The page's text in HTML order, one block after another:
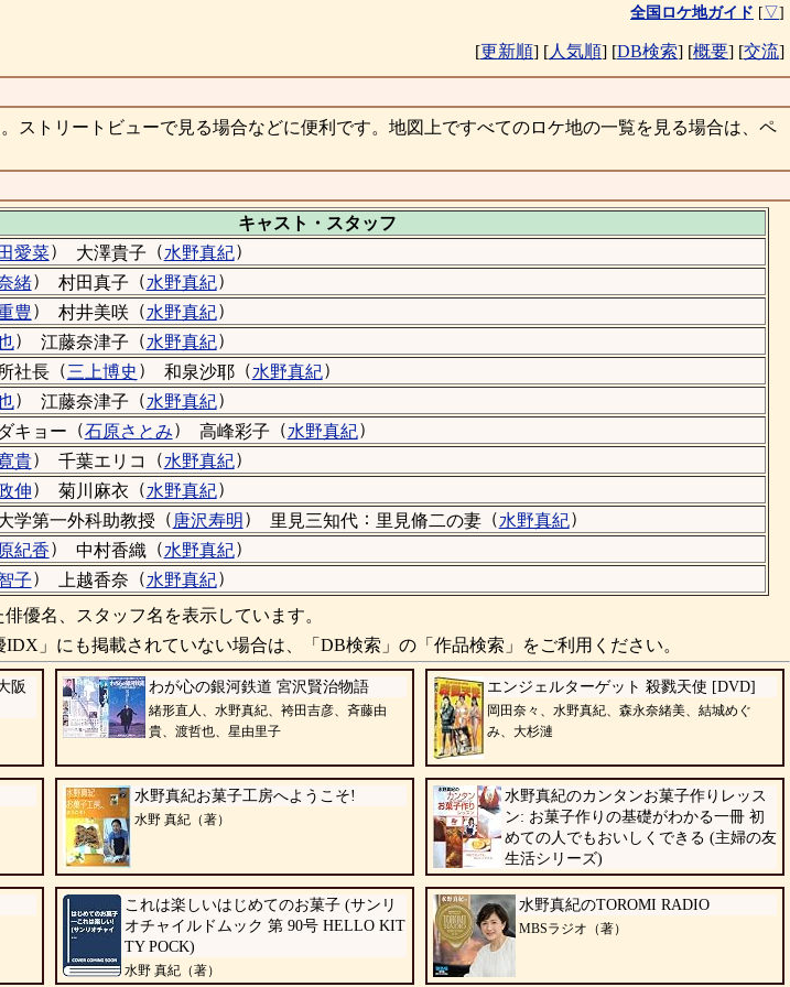
全国ロケ地ガイド [▽]
[更新順] [人気順] [DB検索] [概要] [交流]
ストリートビューで見る場合などに便利です。地図上ですべてのロケ地の一覧を見る場合は、ペ
キャスト・ スタッフ
愛菜） 大澤貴子 （水野真紀）
緒） 村田真子 （水野真紀）
豊） 村井美咲（水野真紀）
） 江藤奈津子 （水野真紀）
社長（三上博史 ） 和泉沙耶（水野真紀）
） 江藤奈津子 （水野真紀）
キョー （石原さとみ） 高峰彩子 （水野真紀）
貴） 千葉エリコ （水野真紀）
伸） 菊川麻衣 （水野真紀）
学第一外科助教授 （ 唐沢寿明 ） 里見三知代 ： 里見脩二の妻 （水野真紀）
紀香） 中村香織 （水野真紀）
子） 上越香奈 （水野真紀）
優名、スタッフ名を表示しています。
」にも掲載されていない場合は、「DB検索」の「作品検索」をご利用ください。
阪
わが心の銀河鉄道 宮沢賢治物語
緒形直人、水野真紀、袴田吉彦、斉藤由
貴、渡哲也、星由里子
エンジェルターゲット 殺戮天使 [DVD]
岡田奈々、水野真紀、森永奈緒美、結城めぐ
み、大杉漣
水野真紀お菓子工房へようこそ!
水野 真紀（著）
水野真紀のカンタンお菓子作りレッス
ン: お菓子作りの基礎がわかる一冊 初
めての人でもおいしくできる (主婦の友
生活シリーズ)
これは楽しいはじめてのお菓子 (サンリ
オチャイルドムック 第 90号 HELLO KIT
TY POCK)
水野 真紀（著）
水野真紀のTOROMI RADIO
MBSラジオ（著）